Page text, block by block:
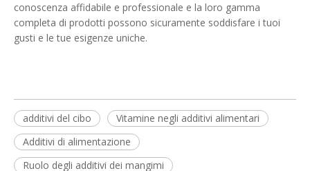
conoscenza affidabile e professionale e la loro gamma
completa di prodotti possono sicuramente soddisfare i tuoi
gusti e le tue esigenze uniche.
additivi del cibo
Vitamine negli additivi alimentari
Additivi di alimentazione
Ruolo degli additivi dei mangimi